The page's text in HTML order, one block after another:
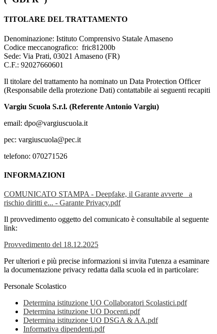
TITOLARE DEL TRATTAMENTO
Denominazione: Istituto Comprensivo Statale Amaseno
Codice meccanografico: fric81200b
Sede: Via Prati, 03021 Amaseno (FR)
C.F.: 92027660601
Il titolare del trattamento ha nominato un Data Protection Officer
(Responsabile della protezione Dati) contattabile ai seguenti recapiti
Vargiu Scuola S.r.l. (Referente Antonio Vargiu)
email: dpo@vargiuscuola.it
pec: vargiuscuola@pec.it
telefono: 070271526
INFORMAZIONI
COMUNICATO STAMPA - Deepfake, il Garante avverte_ a
rischio diritti e... - Garante Privacy.pdf
Il provvedimento oggetto del comunicato è consultabile al seguente
link:
Provvedimento del 18.12.2025
Per ulteriori e più precise informazioni si invita l'utenza a esaminare
la documentazione privacy redatta dalla scuola ed in particolare:
Personale Scolastico
Determina istituzione UO Collaboratori Scolastici.pdf
Determina istituzione UO Docenti.pdf
Determina istituzione UO DSGA & AA.pdf
Informativa dipendenti.pdf